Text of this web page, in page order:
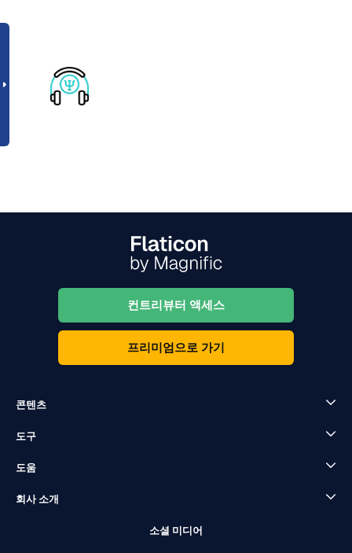
컨트리뷰터 액세스
프리미엄으로 가기
콘텐츠
도구
도움
회사 소개
소셜 미디어